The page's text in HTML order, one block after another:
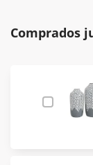
Comprados